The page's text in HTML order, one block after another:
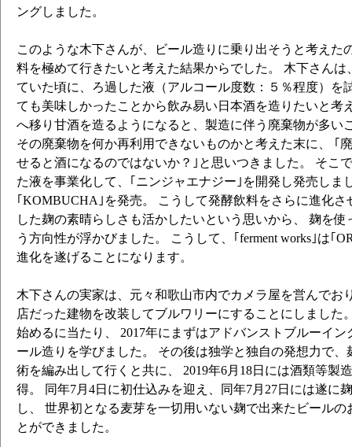
ングしました。
このような木下さんが、ビール造りに乗り出そうと考えた
料を極めて行きたいと考えた結果からでした。 木下さんは
ていた頃に、ろ過した液（アルコール度数：５％程度）を
ても美味しかったことから飲み易い日本酒を造りたいと考
へ移り甘酒を造るようになると、製造に伴う廃棄物が多い
その廃棄物を何か再利用できないものかと考えた末に、 ｢
せると酒になるのではないか？｣と思いつきました。 そこ
た液を事業化して、｢ニンジャエナジー｣を開発し発売しま
｢KOMBUCHA｣を発売。 こうして発酵飲料をさらに進化さ
した麹の素晴らしさも活かしたいという思いから、 麹を
う方向性が浮かびました。 こうして、｢ferment works｣は｢
進化を遂げることになります。
木下さんの実家は、元々和歌山市内でカメラ屋を営んでお
店だった建物を改装してブルワリーにすることにしました
始めるに当たり、 2017年にまずはアドバンストブルーイン
ール造りを学びました。 その後は独学と独自の発想力で
術を編み出して行くと共に、 2019年6月18日には酒類等製
得。 同年7月4日に初仕込みを迎え、同年7月27日には遂に
し、 世界初となる麦芽を一切用いない麹で出来たビール
とができました。